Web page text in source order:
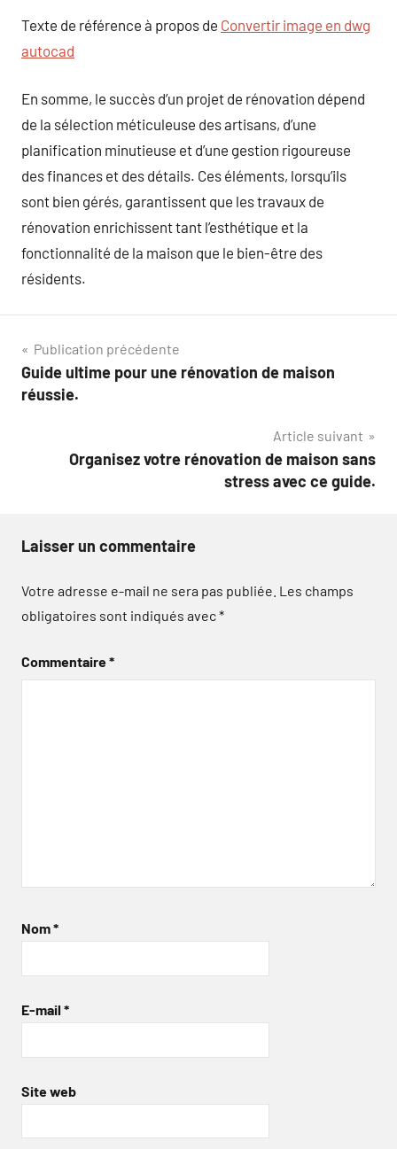
Texte de référence à propos de Convertir image en dwg
autocad
En somme, le succès d’un projet de rénovation dépend
de la sélection méticuleuse des artisans, d’une
planification minutieuse et d’une gestion rigoureuse
des finances et des détails. Ces éléments, lorsqu’ils
sont bien gérés, garantissent que les travaux de
rénovation enrichissent tant l’esthétique et la
fonctionnalité de la maison que le bien-être des
résidents.
Navigation
de
Publication précédente
Guide ultime pour une rénovation de maison
réussie.
Article suivant
Organisez votre rénovation de maison sans
stress avec ce guide.
Laisser un commentaire
Votre adresse e-mail ne sera pas publiée. Les champs
obligatoires sont indiqués avec*
Commentaire*
Nom*
E-mail *
Site web